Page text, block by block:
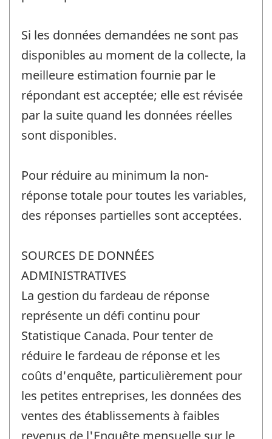
Si les données demandées ne sont pas
disponibles au moment de la collecte, la
meilleure estimation fournie par le
répondant est acceptée; elle est révisée
par la suite quand les données réelles
sont disponibles.
Pour réduire au minimum la non-
réponse totale pour toutes les variables,
des réponses partielles sont acceptées.
SOURCES DE DONNÉES
ADMINISTRATIVES
La gestion du fardeau de réponse
représente un défi continu pour
Statistique Canada. Pour tenter de
réduire le fardeau de réponse et les
coûts d'enquête, particulièrement pour
les petites entreprises, les données des
ventes des établissements à faibles
revenus de l'Enquête mensuelle sur le